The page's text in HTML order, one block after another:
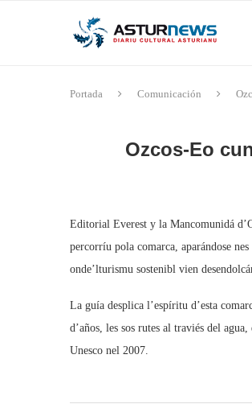
Portada Comunicación
Ozcos-Eo
Editorial Everest y la Mancomunidá
percorríu pola comarca, aparándose
onde’lturismu sostenibl vien
La guía desplica l’espíritu d’esta
d’años, les sos rutes al traviés del
Unesco nel 2007.